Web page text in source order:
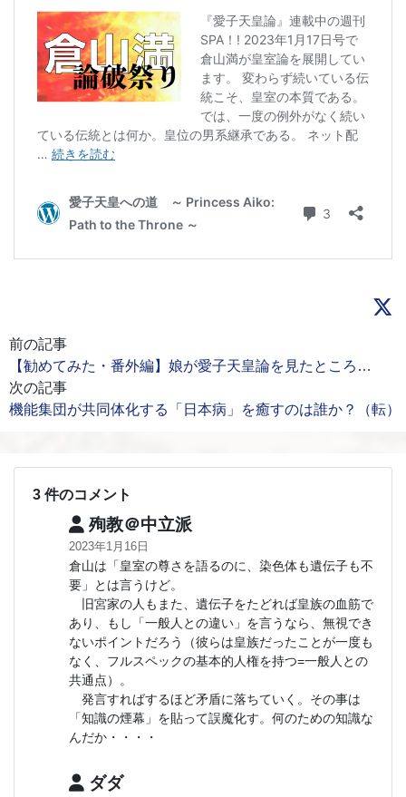
前の記事
【勧めてみた・番外編】娘が愛子天皇論を見たところ…
次の記事
機能集団が共同体化する「日本病」を癒すのは誰か？（転）
3 件のコメント
殉教＠中立派
2023年1月16日
倉山は「皇室の尊さを語るのに、染色体も遺伝子も不
要」とは言うけど。
旧宮家の人もまた、遺伝子をたどれば皇族の血筋で
あり、もし「一般人との違い」を言うなら、無視でき
ないポイントだろう（彼らは皇族だったことが一度も
なく、フルスペックの基本的人権を持つ=一般人との
共通点）。
発言すればするほど矛盾に落ちていく。その事は
「知識の煙幕」を貼って誤魔化す。何のための知識な
んだか・・・・
ダダ